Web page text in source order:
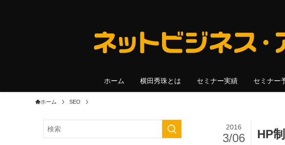
ホーム 横田秀珠とは セミナー実績 セミナー
ホーム SEO
HP
2016
3/06